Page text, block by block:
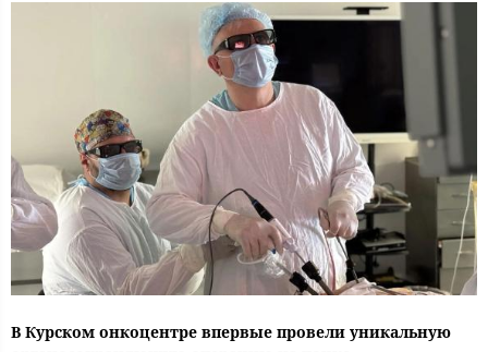
В Курском онкоцентре впервые провели уникальную